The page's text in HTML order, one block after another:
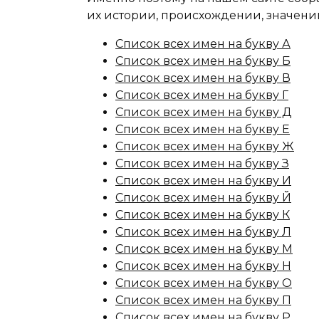
их истории, происхождении,
Список всех имен на букву А
Список всех имен на букву Б
Список всех имен на букву В
Список всех имен на букву Г
Список всех имен на букву Д
Список всех имен на букву Е
Список всех имен на букву Ж
Список всех имен на букву З
Список всех имен на букву И
Список всех имен на букву Й
Список всех имен на букву К
Список всех имен на букву Л
Список всех имен на букву М
Список всех имен на букву Н
Список всех имен на букву О
Список всех имен на букву П